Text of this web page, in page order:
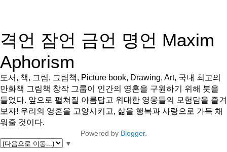
격언 잠언 금언 명언 Maxim
Aphorism
도서, 책, 그림, 그림책, Picture book, Drawing, Art, 국내 최고의
만화책 그림책 창작 그룹이 인간의 영혼을 구원하기 위해 붓을
들었다. 앞으로 펼쳐질 아름답고 위대한 영웅들의 모험담을 즐겨
보자! 우리의 영혼을 고양시키고, 삶을 행복과 사랑으로 가득 채
워줄 것이다.
Powered by Blogger.
▼